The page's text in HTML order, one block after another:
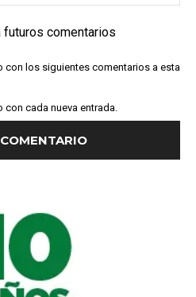
futuros comentarios
con los siguientes comentarios a esta
cada nueva entrada.